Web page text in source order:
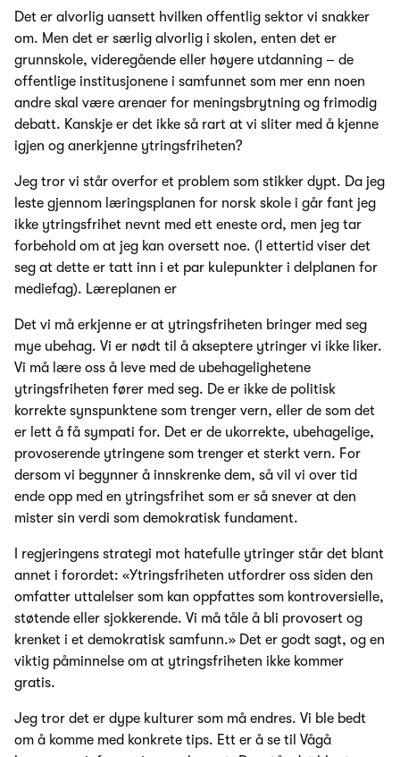
Det er alvorlig uansett hvilken offentlig sektor vi snakker
om. Men det er særlig alvorlig i skolen, enten det er
grunnskole, videregående eller høyere utdanning – de
offentlige institusjonene i samfunnet som mer enn noen
andre skal være arenaer for meningsbrytning og frimodig
debatt. Kanskje er det ikke så rart at vi sliter med å kjenne
igjen og anerkjenne ytringsfriheten?
Jeg tror vi står overfor et problem som stikker dypt. Da jeg
leste gjennom læringsplanen for norsk skole i går fant jeg
ikke ytringsfrihet nevnt med ett eneste ord, men jeg tar
forbehold om at jeg kan oversett noe. (I ettertid viser det
seg at dette er tatt inn i et par kulepunkter i delplanen for
mediefag). Læreplanen er
Det vi må erkjenne er at ytringsfriheten bringer med seg
mye ubehag. Vi er nødt til å akseptere ytringer vi ikke liker.
Vi må lære oss å leve med de ubehagelighetene
ytringsfriheten fører med seg. De er ikke de politisk
korrekte synspunktene som trenger vern, eller de som det
er lett å få sympati for. Det er de ukorrekte, ubehagelige,
provoserende ytringene som trenger et sterkt vern. For
dersom vi begynner å innskrenke dem, så vil vi over tid
ende opp med en ytringsfrihet som er så snever at den
mister sin verdi som demokratisk fundament.
I regjeringens strategi mot hatefulle ytringer står det blant
annet i forordet: «Ytringsfriheten utfordrer oss siden den
omfatter uttalelser som kan oppfattes som kontroversielle,
støtende eller sjokkerende. Vi må tåle å bli provosert og
krenket i et demokratisk samfunn.» Det er godt sagt, og en
viktig påminnelse om at ytringsfriheten ikke kommer
gratis.
Jeg tror det er dype kulturer som må endres. Vi ble bedt
om å komme med konkrete tips. Ett er å se til Vågå